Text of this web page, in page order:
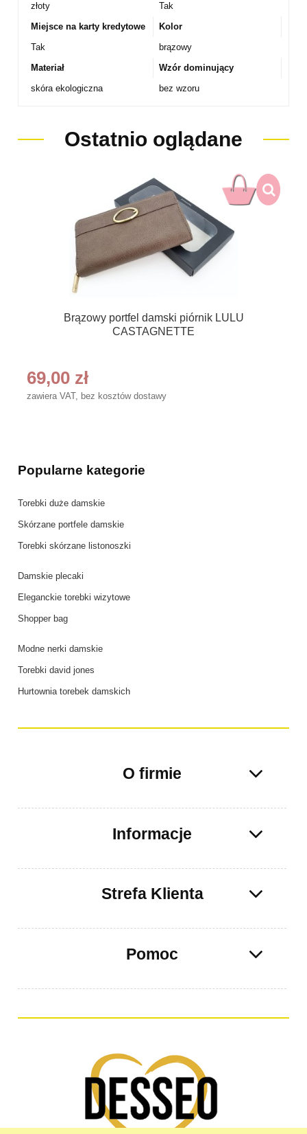
złoty
Tak
Miejsce na karty kredytowe
Tak
Kolor
brązowy
Materiał
skóra ekologiczna
Wzór dominujący
bez wzoru
Ostatnio oglądane
Brązowy portfel damski piórnik LULU
CASTAGNETTE
69,00 zł
zawiera VAT, bez kosztów dostawy
Popularne kategorie
Torebki duże damskie
Skórzane portfele damskie
Torebki skórzane listonoszki
Damskie plecaki
Eleganckie torebki wizytowe
Shopper bag
Modne nerki damskie
Torebki david jones
Hurtownia torebek damskich
O firmie
Informacje
Strefa Klienta
Pomoc